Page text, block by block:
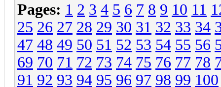
Pages: 1 2 3 4 5 6 7 8 9 10 11
25 26 27 28 29 30 31 32 33 34
47 48 49 50 51 52 53 54 55 56
69 70 71 72 73 74 75 76 77 78
91 92 93 94 95 96 97 98 99 100